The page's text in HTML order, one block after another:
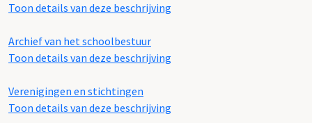
Toon details van deze beschrijving
Archief van het schoolbestuur
Toon details van deze beschrijving
Verenigingen en stichtingen
Toon details van deze beschrijving